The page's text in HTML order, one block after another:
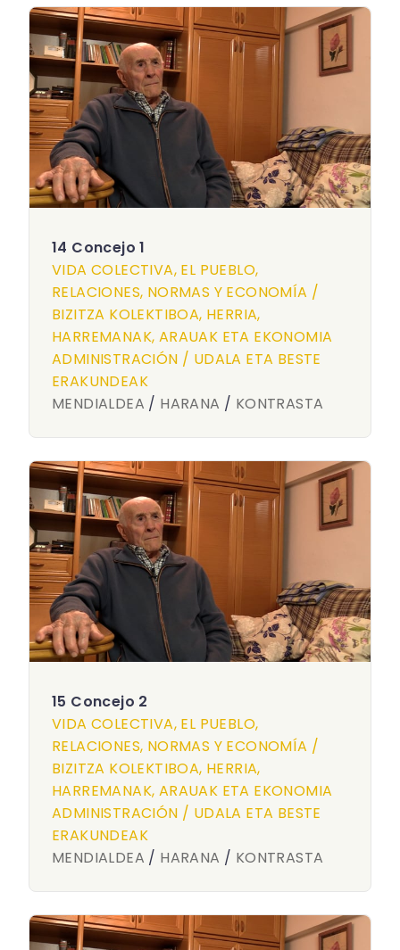
14 Concejo 1
VIDA COLECTIVA, EL PUEBLO,
RELACIONES, NORMAS Y ECONOMÍA /
BIZITZA KOLEKTIBOA, HERRIA,
HARREMANAK, ARAUAK ETA EKONOMIA
ADMINISTRACIÓN / UDALA ETA BESTE
ERAKUNDEAK
MENDIALDEA / HARANA / KONTRASTA
15 Concejo 2
VIDA COLECTIVA, EL PUEBLO,
RELACIONES, NORMAS Y ECONOMÍA /
BIZITZA KOLEKTIBOA, HERRIA,
HARREMANAK, ARAUAK ETA EKONOMIA
ADMINISTRACIÓN / UDALA ETA BESTE
ERAKUNDEAK
MENDIALDEA / HARANA / KONTRASTA